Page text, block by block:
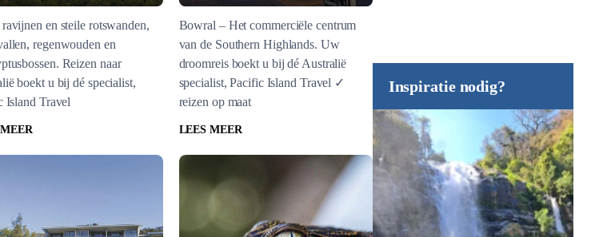
Inspiratie nodig?
en steile rotswanden,
regenwouden en
Reizen naar
boekt u bij dé specialist,
Island Travel
Bowral – Het commerciële centrum
van de Southern Highlands. Uw
droomreis boekt u bij dé Australië
specialist, Pacific Island Travel ✓
reizen op maat
LEES MEER